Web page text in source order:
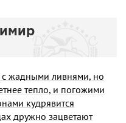
жадными ливнями, но
тепло, и погожими
кудрявится
дружно зацветают